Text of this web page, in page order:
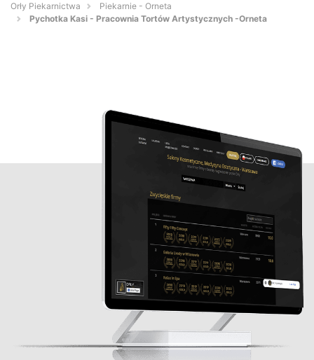
Orły Piekarnictwa
Piekarnie - Orneta
Pychotka Kasi - Pracownia Tortów Artystycznych -Orneta